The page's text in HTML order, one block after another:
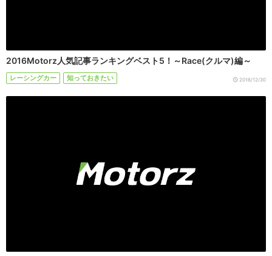
2016Motorz人気記事ランキングベスト5！～Race(クルマ)編～
レーシングカー 知っておきたい 2016/12/30